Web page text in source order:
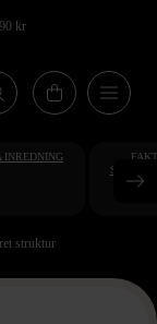
kr
INREDNING
struktur